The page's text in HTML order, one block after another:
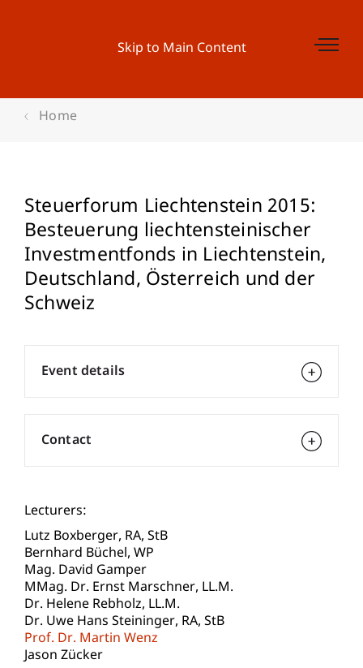
Skip to Main Content
Home
Steuerforum Liechtenstein 2015:
Besteuerung liechtensteinischer
Investmentfonds in Liechtenstein,
Deutschland, Österreich und der
Schweiz
Lecturers:
Lutz Boxberger RA, StB
Bernhard Büchel WP
Mag. David Gamper
MMag. Dr. Ernst Marschner LL.M.
Dr. Helene Rebholz LL.M.
Dr. Uwe Hans Steininger RA, StB
Prof. Dr. Martin Wenz
Jason Zücker
Event details
Contact